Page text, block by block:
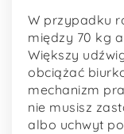
W przypadku
między 70 kg
Większy
obciążać
mechanizm
nie musisz
albo uchwyt